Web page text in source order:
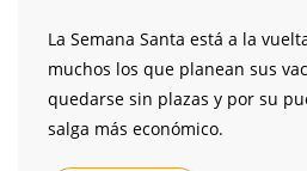
La Semana Santa está a la
muchos los que planean sus
quedarse sin plazas y por su
salga más económico.